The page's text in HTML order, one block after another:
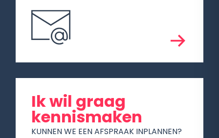
Ik wil graag
kennismaken
KUNNEN WE EEN AFSPRAAK INPLANNEN?